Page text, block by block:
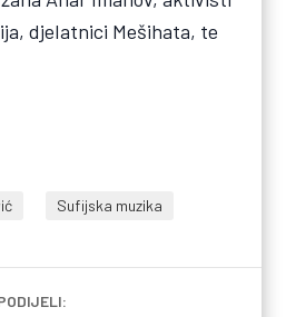
djelatnici Mešihata, te
Sufijska muzika